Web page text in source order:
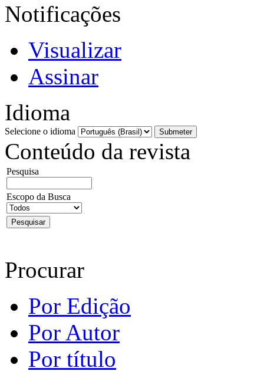
Notificações
Visualizar
Assinar
Idioma
Selecione o idioma
Conteúdo da revista
Pesquisa
Escopo da Busca
Procurar
Por Edição
Por Autor
Por título